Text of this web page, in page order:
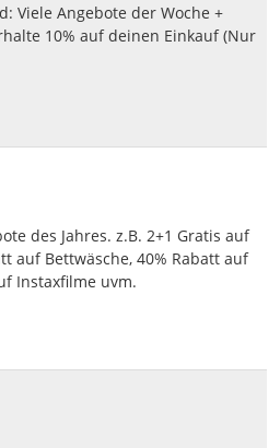
Viele Angebote der Woche +
10% auf deinen Einkauf (Nur
des Jahres. z.B. 2+1 Gratis auf
auf Bettwäsche, 40% Rabatt auf
Instaxfilme uvm.